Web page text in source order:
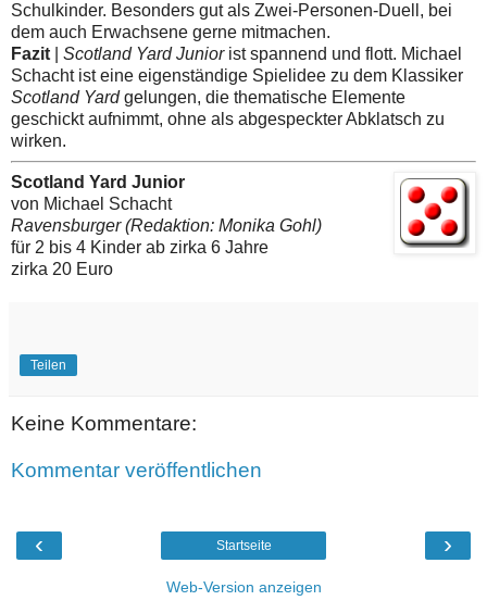
Schulkinder. Besonders gut als Zwei-Personen-Duell, bei
dem auch Erwachsene gerne mitmachen.
Fazit
Scotland Yard Juniorist spannend und flott. Michael
Schacht ist eine eigenständige Spielidee zu dem Klassiker
Scotland Yardgelungen, die thematische Elemente
geschickt aufnimmt, ohne als abgespeckter Abklatsch zu
wirken.
Scotland Yard Junior
von Michael Schacht
Ravensburger (Redaktion: Monika Gohl)
für 2 bis 4 Kinder ab zirka 6 Jahre
zirka 20 Euro
Teilen
Keine Kommentare:
Kommentar veröffentlichen
‹ ›
Startseite
Web-Version anzeigen